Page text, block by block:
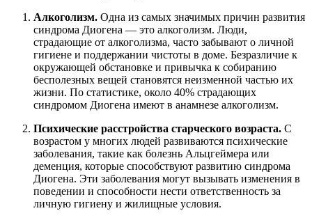
Алкоголизм. Одна из самых значимых причин развития
синдрома Диогена — это алкоголизм. Люди,
страдающие от алкоголизма, часто забывают о личной
гигиене и поддержании чистоты в доме. Безразличие к
окружающей обстановке и привычка к собиранию
бесполезных вещей становятся неизменной частью их
жизни. По статистике, около 40% страдающих
синдромом Диогена имеют в анамнезе алкоголизм.
Психические расстройства старческого возраста. С
возрастом у многих людей развиваются психические
заболевания, такие как болезнь Альцгеймера или
деменция, которые способствуют развитию синдрома
Диогена. Эти заболевания могут вызывать изменения в
поведении и способности нести ответственность за
личную гигиену и жилищные условия.